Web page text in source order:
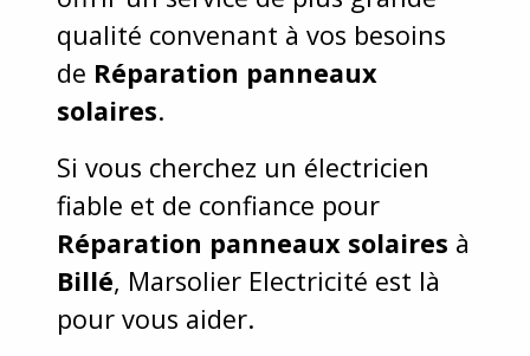
qualité convenant à vos besoins
de Réparation panneaux
solaires.
Si vous cherchez un électricien
fiable et de confiance pour
Réparation panneaux solaires à
Billé, Marsolier Electricité est là
pour vous aider.